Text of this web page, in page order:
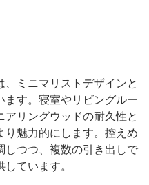
ミニマリストデザインと
す。寝室やリビングルー
リングウッドの耐久性と
魅力的にします。控えめ
しつつ、複数の引き出しで
ています。